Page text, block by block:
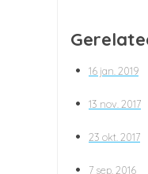
16 jan. 2019
13 nov. 2017
23 okt. 2017
7 sep. 2016